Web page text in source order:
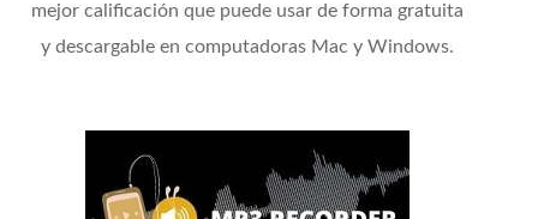
mejor calificación que puede usar de forma gratuita
y descargable en computadoras Mac y Windows.